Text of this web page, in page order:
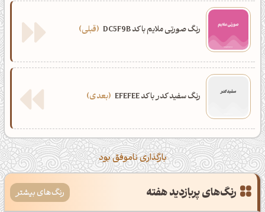
رنگ صورتی ملایم با کد DC5F9B قبلی
رنگ سفید کدر با کد EFEFEE بعدی
بارگذاری ناموفق بود
رنگ‌های پربازدید هفته رنگ‌های بیشتر